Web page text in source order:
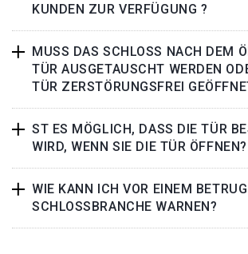
KUNDEN ZUR VERFÜGUNG ?
MUSS DAS SCHLOSS NACH DEM
TÜR AUSGETAUSCHT WERDEN
TÜR ZERSTÖRUNGSFREI
ST ES MÖGLICH, DASS DIE TÜR
WIRD, WENN SIE DIE TÜR ÖFFNEN?
WIE KANN ICH VOR EINEM
SCHLOSSBRANCHE WARNEN?